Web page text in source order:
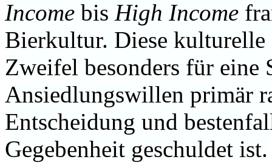
Income bis High Income
Bierkultur. Diese kulturelle
Zweifel besonders für eine
Ansiedlungswillen primär
Entscheidung und
Gegebenheit geschuldet ist.